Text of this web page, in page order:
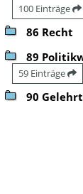
100 Einträge
86 Recht
89
59 Einträge
90